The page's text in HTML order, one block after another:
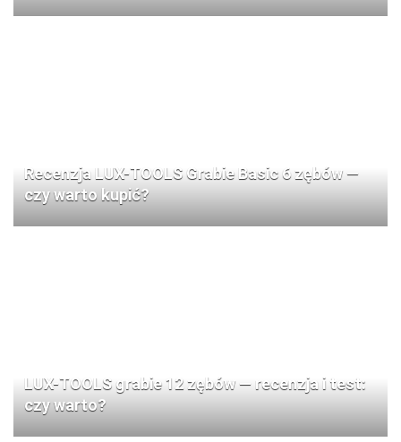
Recenzja LUX-TOOLS Grabie Basic 6 zębów —
czy warto kupić?
LUX-TOOLS grabie 12 zębów — recenzja i test:
czy warto?